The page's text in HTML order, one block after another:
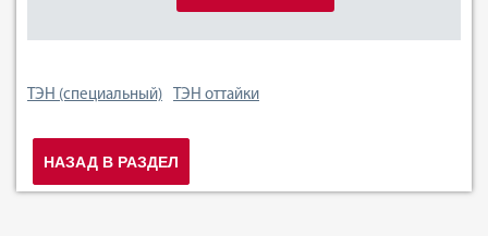
ТЭН (специальный) ТЭН оттайки
НАЗАД В РАЗДЕЛ